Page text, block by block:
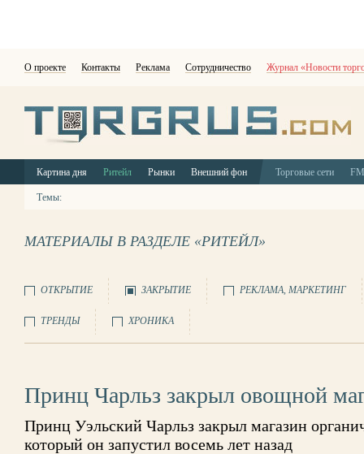
О проекте Контакты Реклама Сотрудничество Журнал «Новости
Картина дня Ритейл Рынки Внешний фон Торговые сети
Темы:
МАТЕРИАЛЫ В РАЗДЕЛЕ «РИТЕЙЛ»
ОТКРЫТИЕ ЗАКРЫТИЕ РЕКЛАМА, МАРКЕТИНГ
ТРЕНДЫ ХРОНИКА
Принц Чарльз закрыл овощной
Принц Уэльский Чарльз закрыл магазин
который он запустил восемь лет назад